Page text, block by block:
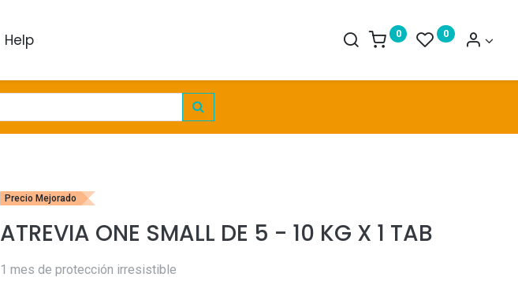
Help 0 0
Precio Mejorado
ATREVIA ONE SMALL DE 5 - 10 KG X 1 TAB
1 mes de protección irresistible